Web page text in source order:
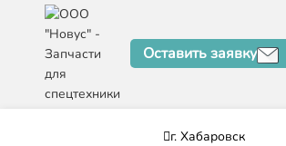
Оставить заявку
г. Хабаровск